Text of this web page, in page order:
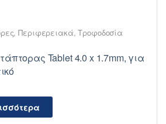
,Περιφερειακά,Τροφοδοσία
Tablet 4.0 x 1.7mm, για